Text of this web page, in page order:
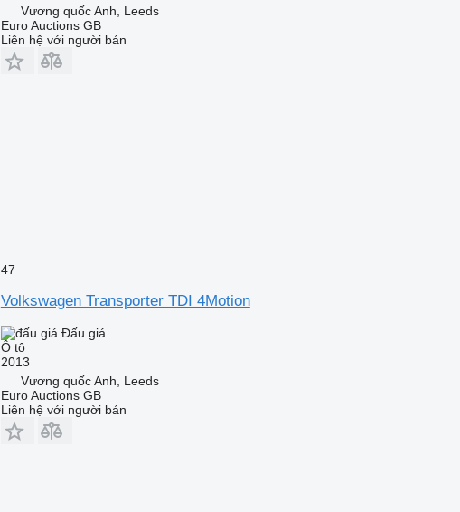
Vương quốc Anh, Leeds
Euro Auctions GB
Liên hệ với người bán
47
Volkswagen Transporter TDI 4Motion
Đấu giá
Ô tô
2013
Vương quốc Anh, Leeds
Euro Auctions GB
Liên hệ với người bán